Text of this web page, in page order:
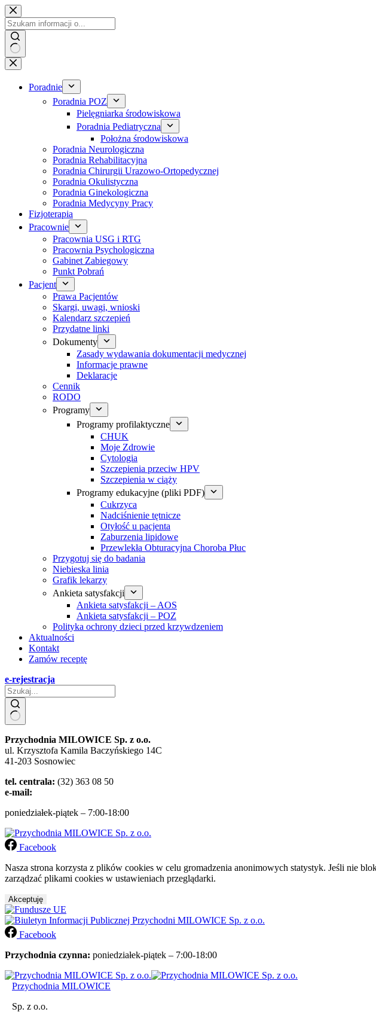
Przejdź
do
treści
Poradnie
Poradnia POZ
Pielęgniarka środowiskowa
Poradnia Pediatryczna
Położna środowiskowa
Poradnia Neurologiczna
Poradnia Rehabilitacyjna
Poradnia Chirurgii Urazowo-Ortopedycznej
Poradnia Okulistyczna
Poradnia Ginekologiczna
Poradnia Medycyny Pracy
Fizjoterapia
Pracownie
Pracownia USG i RTG
Pracownia Psychologiczna
Gabinet Zabiegowy
Punkt Pobrań
Pacjent
Prawa Pacjentów
Skargi, uwagi, wnioski
Kalendarz szczepień
Przydatne linki
Dokumenty
Zasady wydawania dokumentacji medycznej
Informacje prawne
Deklaracje
Cennik
RODO
Programy
Programy profilaktyczne
CHUK
Moje Zdrowie
Cytologia
Szczepienia przeciw HPV
Szczepienia w ciąży
Programy edukacyjne (pliki PDF)
Cukrzyca
Nadciśnienie tętnicze
Otyłość u pacjenta
Zaburzenia lipidowe
Przewlekła Obturacyjna Choroba Płuc
Przygotuj się do badania
Niebieska linia
Grafik lekarzy
Ankieta satysfakcji
Ankieta satysfakcji – AOS
Ankieta satysfakcji – POZ
Polityka ochrony dzieci przed krzywdzeniem
Aktualności
Kontakt
Zamów receptę
e-rejestracja
Przychodnia MILOWICE Sp. z o.o.
ul. Krzysztofa Kamila Baczyńskiego 14C
41-203 Sosnowiec
tel. centrala: (32) 363 08 50
e-mail:
poniedziałek-piątek – 7:00-18:00
Facebook
Nasza strona korzysta z plików cookies w celu gromadzenia anonimowych statystyk. Jeśli nie
zarządzać plikami cookies w ustawieniach przeglądarki.
Akceptuję
Facebook
Przychodnia czynna: poniedziałek-piątek – 7:00-18:00
Przychodnia MILOWICE
Sp. z o.o.